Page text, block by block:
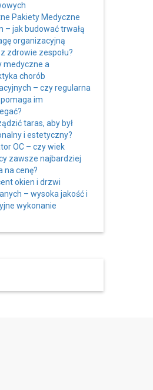
Pakiety Medyczne
– jak budować trwałą
organizacyjną
zdrowie zespołu?
medyczne a
chorób
– czy regularna
im
taras, aby był
i estetyczny?
OC – czy wiek
zawsze najbardziej
na cenę?
okien i drzwi
– wysoka jakość i
wykonanie